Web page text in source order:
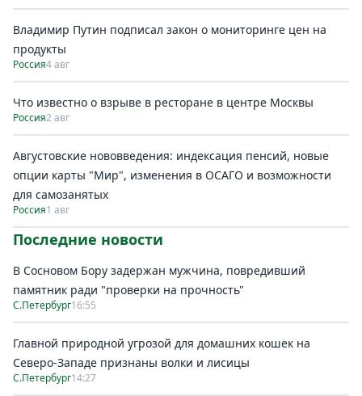
Владимир Путин подписал закон о мониторинге цен на
продукты
Россия4 авг
Что известно о взрыве в ресторане в центре Москвы
Россия2 авг
Августовские нововведения: индексация пенсий, новые
опции карты "Мир", изменения в ОСАГО и возможности
для самозанятых
Россия1 авг
Последние новости
В Сосновом Бору задержан мужчина, повредивший
памятник ради "проверки на прочность"
С.Петербург16:55
Главной природной угрозой для домашних кошек на
Северо-Западе признаны волки и лисицы
С.Петербург14:27